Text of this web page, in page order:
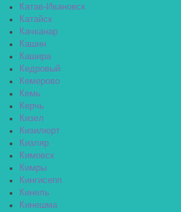
Катав-Ивановск
Катайск
Качканар
Кашин
Кашира
Кедровый
Кемерово
Кемь
Керчь
Кизел
Кизилюрт
Кизляр
Кимовск
Кимры
Кингисепп
Кинель
Кинешма